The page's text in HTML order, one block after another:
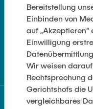
Presse und Medien
Merchandise-Shop
Cookie-
Bereitstellung
Einbinden von
auf
Einwilligung
Wir weisen
Rechtsprechung
Gerichtshofs die
vergleichbares